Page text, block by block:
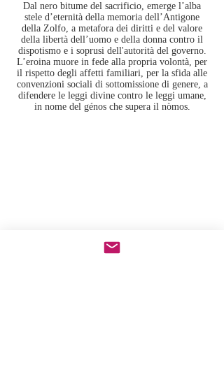
Dal nero bitume del sacrificio, emerge l’alba
stele d’eternità della memoria dell’Antigone
della Zolfo, a metafora dei diritti e del valore
della libertà dell’uomo e della donna contro il
dispotismo e i soprusi dell'autorità del governo.
L’eroina muore in fede alla propria volontà, per
il rispetto degli affetti familiari, per la sfida alle
convenzioni sociali di sottomissione di genere, a
difendere le leggi divine contro le leggi umane,
in nome del génos che supera il nòmos.